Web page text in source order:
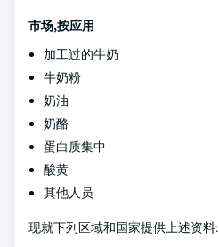
市场,按应用
加工过的牛奶
牛奶粉
奶油
奶酪
蛋白质集中
酸黄
其他人员
现就下列区域和国家提供上述资料: